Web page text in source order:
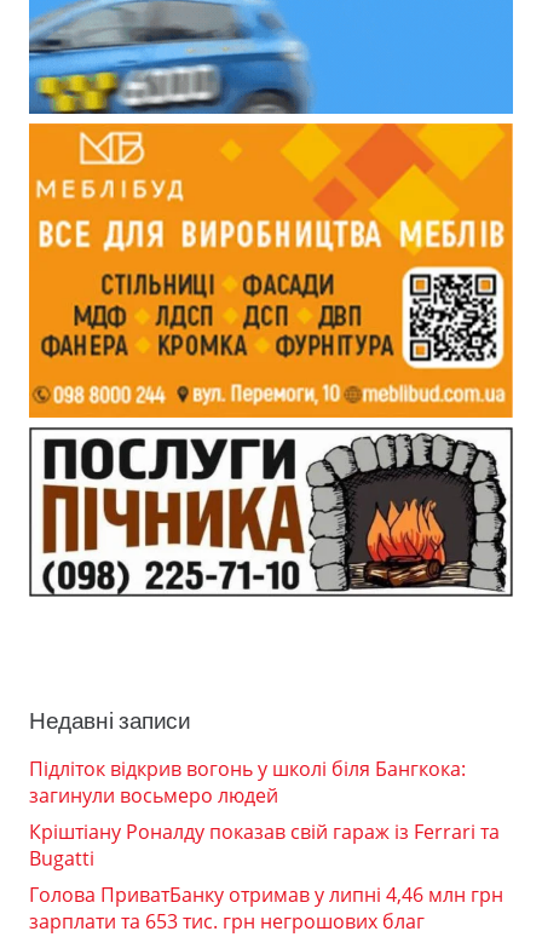
Недавні записи
Підліток відкрив вогонь у школі біля Бангкока:
загинули восьмеро людей
Кріштіану Роналду показав свій гараж із Ferrari та
Bugatti
Голова ПриватБанку отримав у липні 4,46 млн грн
зарплати та 653 тис. грн негрошових благ